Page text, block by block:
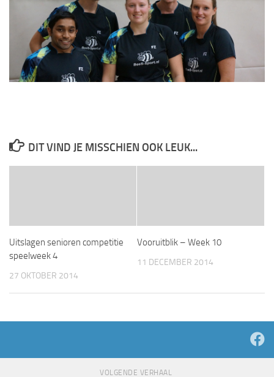
DIT VIND JE MISSCHIEN OOK LEUK...
Uitslagen senioren competitie
speelweek 4
27 OKTOBER 2014
Vooruitblik – Week 10
11 DECEMBER 2014
VOLGENDE VERHAAL